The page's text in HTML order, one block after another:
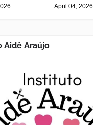
April 04, 2026
Aidê Araújo